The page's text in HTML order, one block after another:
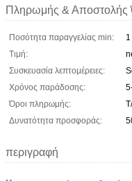
Πληρωμής & Αποστολής
Ποσότητα παραγγελίας min:
1
Τιμή:
Συσκευασία λεπτομέρειες:
Χρόνος παράδοσης:
Όροι πληρωμής:
Δυνατότητα προσφοράς:
περιγραφή